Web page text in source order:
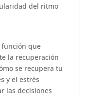
del ritmo
función que
la recuperación
se recupera tu
y el estrés
las decisiones